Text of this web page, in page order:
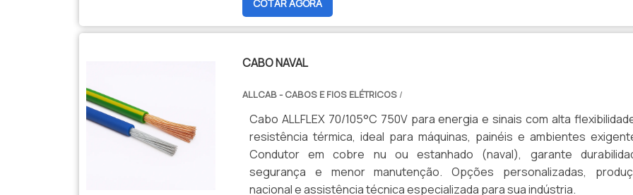
COTAR AGORA
CABO NAVAL
ALLCAB - CABOS E FIOS ELÉTRICOS/
Cabo ALLFLEX 70/105°C 750V para energia e sinais com alta
resistência térmica, ideal para máquinas, painéis e ambientes
Condutor em cobre nu ou estanhado (naval), garante
segurança e menor manutenção. Opções personalizadas,
nacional e assistência técnica especializada para sua indústria.